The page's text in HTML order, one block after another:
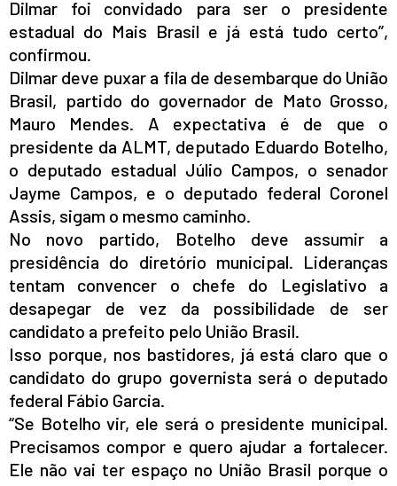
Dilmar foi convidado para ser o presidente
estadual do Mais Brasil e já está tudo certo”,
confirmou.
Dilmar deve puxar a fila de desembarque do União
Brasil, partido do governador de Mato Grosso,
Mauro Mendes. A expectativa é de que o
presidente da ALMT, deputado Eduardo Botelho,
o deputado estadual Júlio Campos, o senador
Jayme Campos, e o deputado federal Coronel
Assis, sigam o mesmo caminho.
No novo partido, Botelho deve assumir a
presidência do diretório municipal. Lideranças
tentam convencer o chefe do Legislativo a
desapegar de vez da possibilidade de ser
candidato a prefeito pelo União Brasil.
Isso porque, nos bastidores, já está claro que o
candidato do grupo governista será o deputado
federal Fábio Garcia.
“Se Botelho vir, ele será o presidente municipal.
Precisamos compor e quero ajudar a fortalecer.
Ele não vai ter espaço no União Brasil porque o